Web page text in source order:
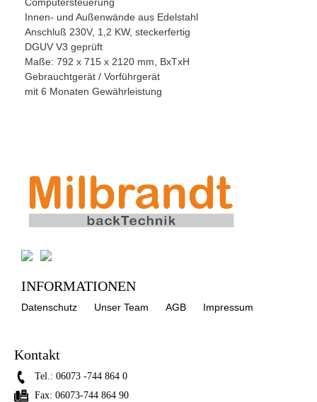
Innen- und Außenwände aus Edelstahl
Anschluß 230V, 1,2 KW, steckerfertig
DGUV V3 geprüft
Maße: 792 x 715 x 2120 mm, BxTxH
Gebrauchtgerät / Vorführgerät
mit 6 Monaten Gewährleistung
INFORMATIONEN
Datenschutz Unser Team AGB Impressum
Kontakt
Tel.: 06073 -744 864 0
Fax: 06073-744 864 90